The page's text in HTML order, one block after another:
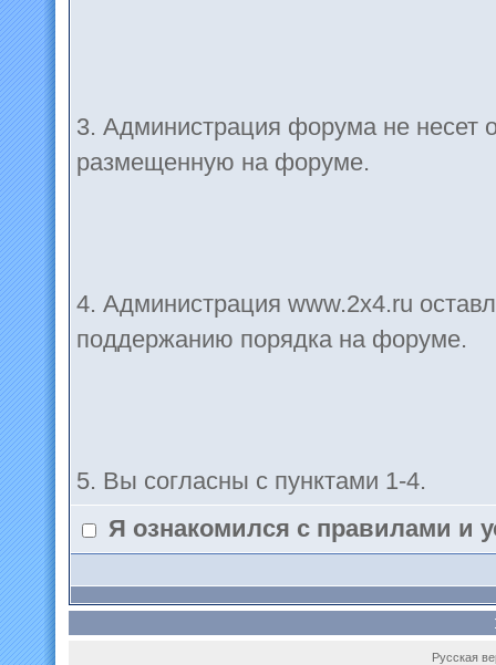
3. Администрация форума не несет
размещенную на форуме.
4. Администрация www.2x4.ru
поддержанию порядка на форуме.
5. Вы согласны с пунктами 1-4.
Я ознакомился с правилами и
Русская